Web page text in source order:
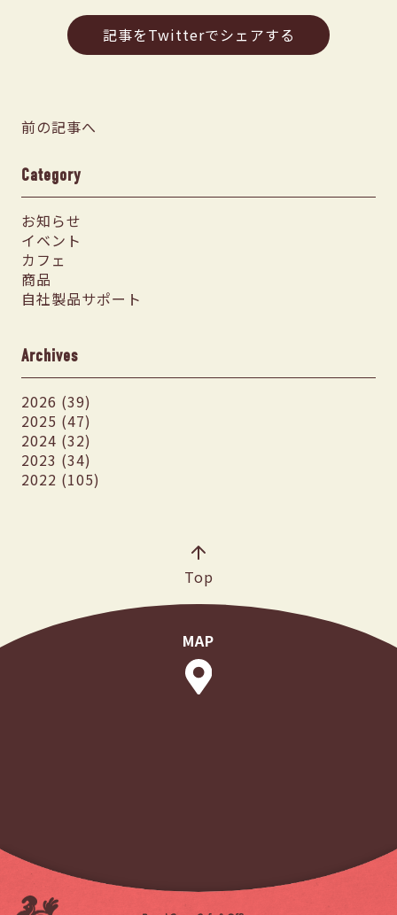
記事をTwitterでシェアする
前の記事へ
Category
お知らせ
イベント
カフェ
商品
自社製品サポート
Archives
2026 (39)
2025 (47)
2024 (32)
2023 (34)
2022 (105)
Top
MAP